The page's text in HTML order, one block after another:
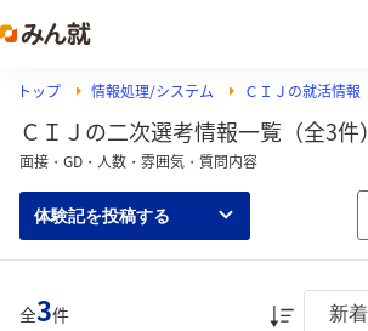
トップ 情報処理/システム ＣＩＪの就活情報
ＣＩＪの二次選考情報一覧（全3件）
面接・GD・人数・雰囲気・質問内容
体験記を投稿する
全3件